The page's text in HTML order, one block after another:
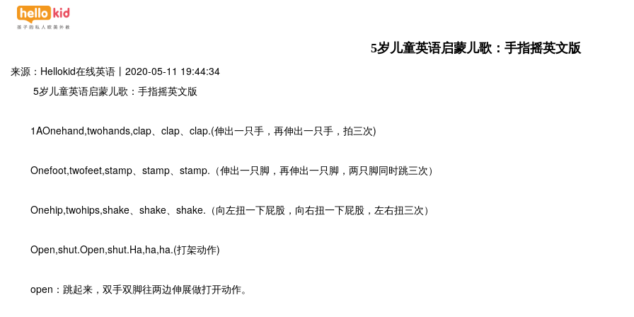
5岁儿童英语启蒙儿歌：手指摇英文版
来源：Hellokid在线英语 丨 2020-05-11 19:44:34
5岁儿童英语启蒙儿歌：手指摇英文版
1AOnehand,twohands,clap、clap、clap.(伸出一只手，再伸出一只手，拍三次)
Onefoot,twofeet,stamp、stamp、stamp.（伸出一只脚，再伸出一只脚，两只脚同时跳三次）
Onehip,twohips,shake、shake、shake.（向左扭一下屁股，向右扭一下屁股，左右扭三次）
Open,shut.Open,shut.Ha,ha,ha.(打架动作)
open：跳起来，双手双脚往两边伸展做打开动作。